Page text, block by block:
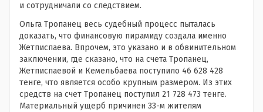
и сотрудничали со следствием.
Ольга Тропанец весь судебный процесс пыталась
доказать, что финансовую пирамиду создала именно
Жетписпаева. Впрочем, это указано и в обвинительном
заключении, где сказано, что на счета Тропанец,
Жетписпаевой и Кемельбаева поступило 46 628 428
тенге, что является особо крупным размером. Из этих
средств на счет Тропанец поступил 21 728 473 тенге.
Материальный ущерб причинен 33-м жителям